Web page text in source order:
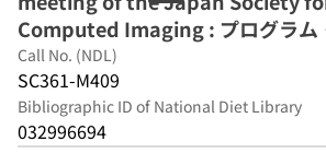
Computed Imaging : プログラム
Call No. (NDL)
SC361-M409
Bibliographic ID of National Diet Library
032996694